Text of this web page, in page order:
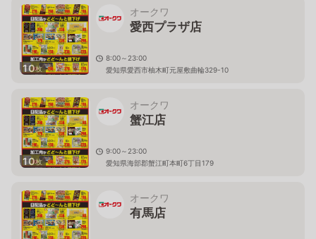
10枚
オークワ
愛西プラザ店
8:00～23:00
愛知県愛西市柚木町元屋敷曲輪329-10
10枚
オークワ
蟹江店
9:00～23:00
愛知県海部郡蟹江町本町6丁目179
オークワ
有馬店